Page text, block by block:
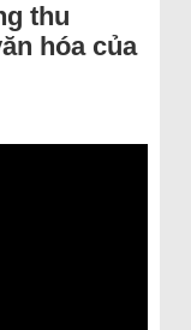
thu
hóa của